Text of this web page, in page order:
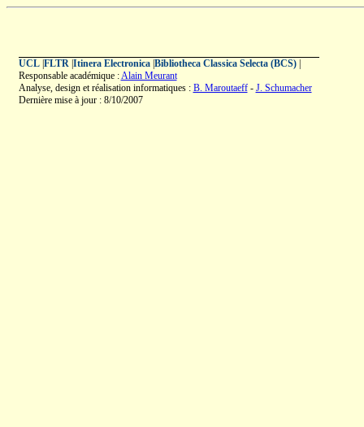
UCL| FLTR| Itinera Electronica| Bibliotheca Classica Selecta (BCS)|
Responsable académique :Alain Meurant
Analyse, design et réalisation informatiques : B. Maroutaeff- J. Schumacher
Dernière mise à jour : 8/10/2007